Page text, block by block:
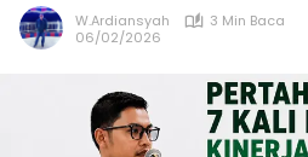
W.Ardiansyah
3 Min Baca
06/02/2026